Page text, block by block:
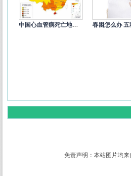
中国心血管病死亡地图：北方冠心病
免责声明：本站图片均